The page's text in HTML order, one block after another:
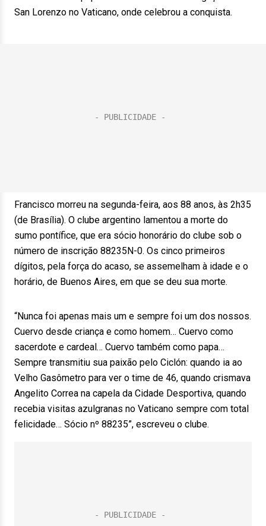
San Lorenzo no Vaticano, onde celebrou a conquista.
Francisco morreu na segunda-feira, aos 88 anos, às 2h35
(de Brasília). O clube argentino lamentou a morte do
sumo pontífice, que era sócio honorário do clube sob o
número de inscrição 88235N-0. Os cinco primeiros
dígitos, pela força do acaso, se assemelham à idade e o
horário, de Buenos Aires, em que se deu sua morte.
“Nunca foi apenas mais um e sempre foi um dos nossos.
Cuervo desde criança e como homem… Cuervo como
sacerdote e cardeal… Cuervo também como papa…
Sempre transmitiu sua paixão pelo Ciclón: quando ia ao
Velho Gasômetro para ver o time de 46, quando crismava
Angelito Correa na capela da Cidade Desportiva, quando
recebia visitas azulgranas no Vaticano sempre com total
felicidade… Sócio nº 88235”, escreveu o clube.